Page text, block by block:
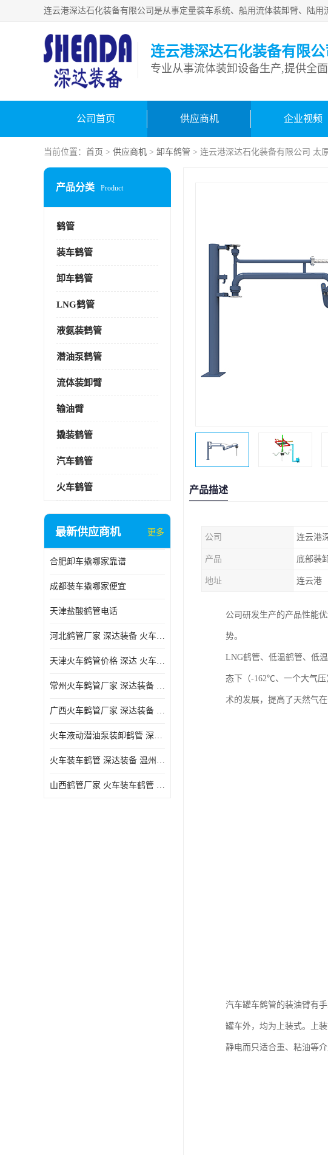
连云港深达石化装备有限公
公司首页 供应商机 企业视频
当前位置： 首页 > 供应商机 > 卸车鹤管 > 连云港深达石化装备有限公司 太
产品分类 Product
鹤管
装车鹤管
卸车鹤管
LNG鹤管
液氨装鹤管
潜油泵鹤管
流体装卸臂
输油臂
撬装鹤管
汽车鹤管
火车鹤管
最新供应商机 更多
合肥卸车撬哪家靠谱
成都装车撬哪家便宜
天津盐酸鹤管电话
河北鹤管厂家 深达装备 火车液动潜油泵装卸鹤管
天津火车鹤管价格 深达 火车鹤管系列
常州火车鹤管厂家 深达装备 火车鹤管系列
广西火车鹤管厂家 深达装备 火车鹤管系列
火车液动潜油泵装卸鹤管 深达装备 安徽火车鹤管厂家
火车装车鹤管 深达装备 温州鹤管价格
山西鹤管厂家 火车装车鹤管 深达
产品描述
公司 连云港
产品 底部装
地址 连云港
公司研发生产的产品性能
势。
LNG鹤管、低温鹤管、低
态下（-162℃、一个大气压
术的发展，提高了天然气
汽车罐车鹤管的装油臂有
罐车外，均为上装式。上
静电而只适合重、粘油等